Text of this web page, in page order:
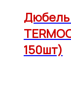
Дюбель
150шт)